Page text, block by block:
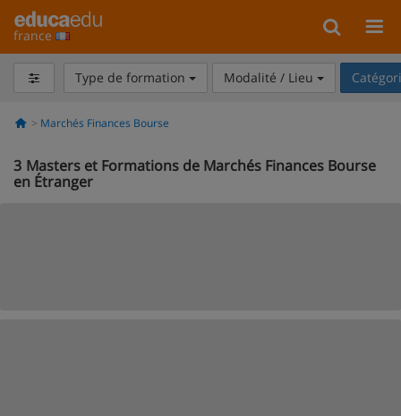
france
Type de formation Modalité / Lieu
Marchés Finances Bourse
3 Masters et Formations de Marchés Finances Bourse
en Étranger